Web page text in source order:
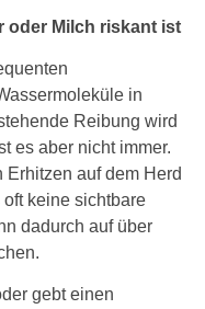
oder Milch riskant ist
in
Reibung wird
es aber nicht immer.
auf dem Herd
keine sichtbare
dadurch auf über
gebt einen